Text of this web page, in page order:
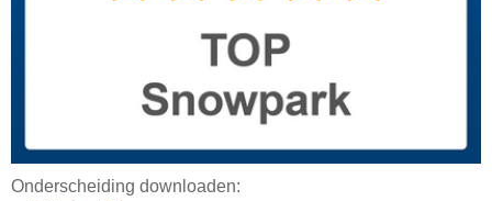
Onderscheiding downloaden: